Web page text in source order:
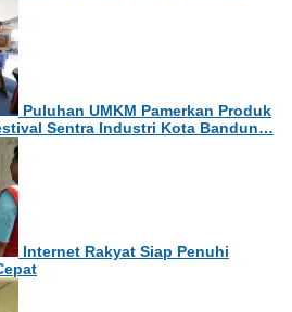
Puluhan UMKM Pamerkan Produk
Sentra Industri Kota Bandun…
Internet Rakyat Siap Penuhi